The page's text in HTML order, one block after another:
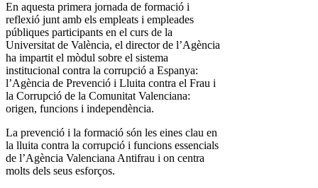
En aquesta primera jornada de formació i
reflexió junt amb els empleats i empleades
públiques participants en el curs de la
Universitat de València, el director de l’Agència
ha impartit el mòdul sobre el sistema
institucional contra la corrupció a Espanya:
l’Agència de Prevenció i Lluita contra el Frau i
la Corrupció de la Comunitat Valenciana:
origen, funcions i independència.
La prevenció i la formació són les eines clau en
la lluita contra la corrupció i funcions essencials
de l’Agència Valenciana Antifrau i on centra
molts dels seus esforços.